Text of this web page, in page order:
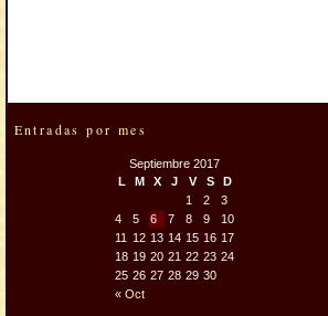
Entradas por mes
Septiembre 2017
L
M X J V S D
« Oct
1 2
3
4
5 6 7 8 9
10
11
12 13 14 15 16 17
18 19 20 21 22 23 24
25 26 27 28 29 30